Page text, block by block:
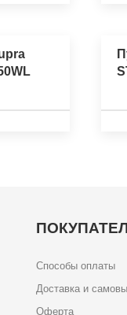
Способы оплаты
Доставка и
Оферта